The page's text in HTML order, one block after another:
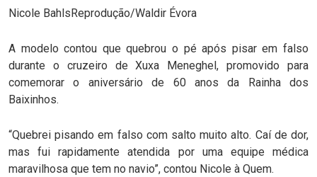
Nicole BahlsReprodução/Waldir Évora
A modelo contou que quebrou o pé após pisar em falso
durante o cruzeiro de Xuxa Meneghel, promovido para
comemorar o aniversário de 60 anos da Rainha dos
Baixinhos.
“Quebrei pisando em falso com salto muito alto. Caí de dor,
mas fui rapidamente atendida por uma equipe médica
maravilhosa que tem no navio”, contou Nicole à Quem.